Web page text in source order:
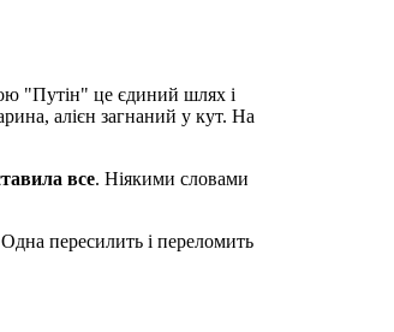
"Путін" це єдиний шлях і
алієн загнаний у кут. На
все. Ніякими словами
пересилить і переломить